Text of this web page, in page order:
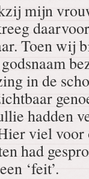
mijn
Toen wij
in de
hadden
viel voor
had
‘feit’.